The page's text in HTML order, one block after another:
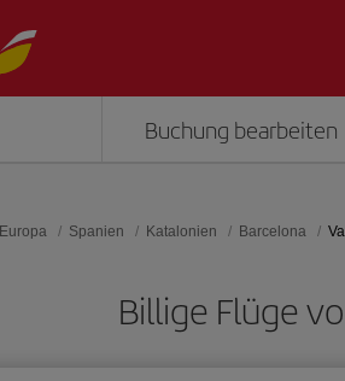
Buchung bearbeiten
Europa Spanien Katalonien Barcelona
Billige Flüge